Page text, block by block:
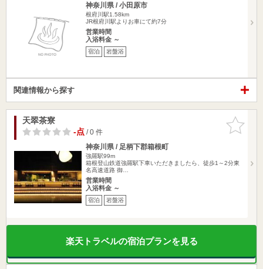
神奈川県 / 小田原市
根府川駅1.58km
JR根府川駅よりお車にて約7分
営業時間
入浴料金 ～
宿泊 岩盤浴
関連情報から探す
お気に入
りに追加
天翠茶寮
-点/ 0 件
神奈川県 / 足柄下郡箱根町
強羅駅99m
箱根登山鉄道強羅駅下車いただきましたら、徒歩1～2分東
名高速道路 御…
営業時間
入浴料金 ～
宿泊 岩盤浴
楽天トラベルの宿泊プランを見る